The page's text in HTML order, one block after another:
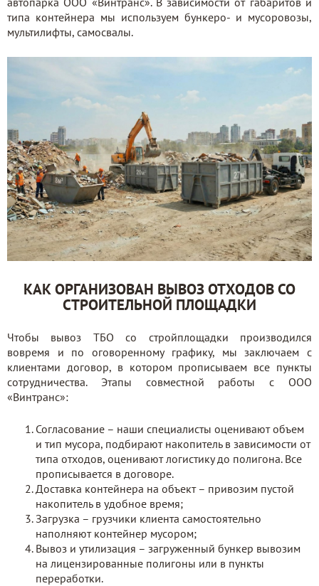
типа контейнера мы используем бункеро- и мусоровозы,
мультилифты, самосвалы.
КАК ОРГАНИЗОВАН ВЫВОЗ ОТХОДОВ СО
СТРОИТЕЛЬНОЙ ПЛОЩАДКИ
Чтобы вывоз ТБО со стройплощадки производился
вовремя и по оговоренному графику, мы заключаем с
клиентами договор, в котором прописываем все пункты
сотрудничества. Этапы совместной работы с ООО
«Винтранс»:
Согласование – наши специалисты оценивают объем
и тип мусора, подбирают накопитель в зависимости от
типа отходов, оценивают логистику до полигона. Все
прописывается в договоре.
Доставка контейнера на объект – привозим пустой
накопитель в удобное время;
Загрузка – грузчики клиента самостоятельно
наполняют контейнер мусором;
Вывоз и утилизация – загруженный бункер вывозим
на лицензированные полигоны или в пункты
переработки.